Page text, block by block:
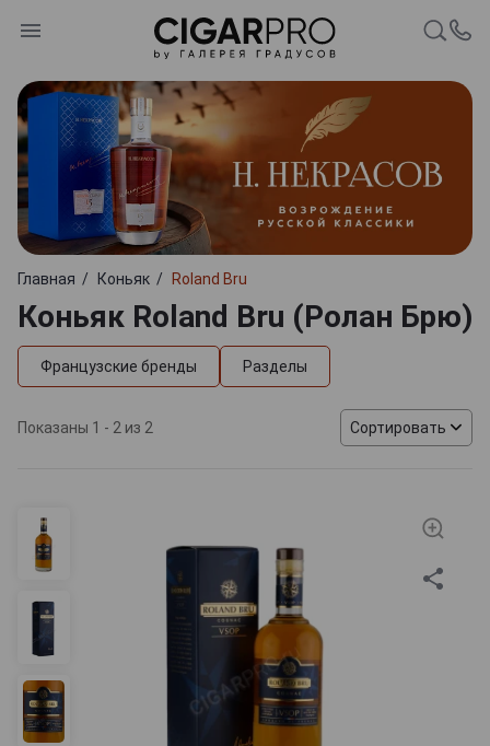
Главная Коньяк Roland Bru
Коньяк Roland Bru (Ролан Брю)
Французские бренды Разделы
Показаны 1 - 2 из 2 Сортировать